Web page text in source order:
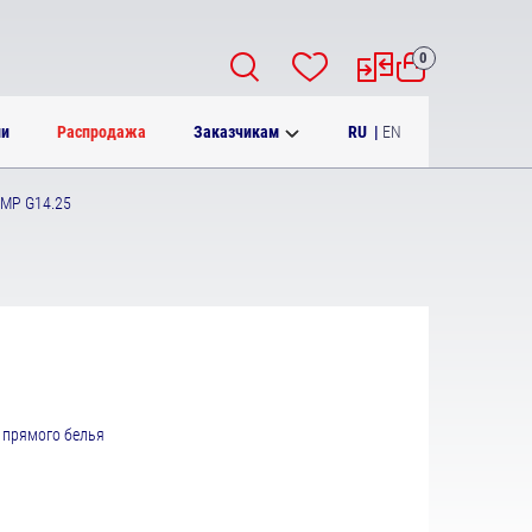
Распродажа Заказчикам RU | EN
0
G14.25
белья